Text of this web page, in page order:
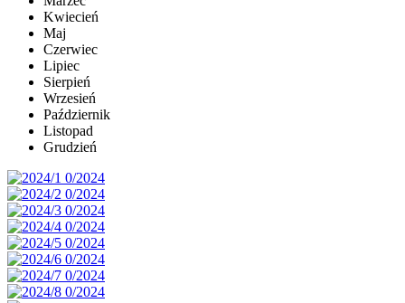
Kwiecień
Maj
Czerwiec
Lipiec
Sierpień
Wrzesień
Październik
Listopad
Grudzień